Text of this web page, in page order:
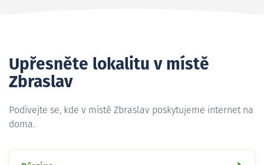
Upřesněte lokalitu v místě
Zbraslav
Podívejte se, kde v místě Zbraslav poskytujeme internet na
doma.